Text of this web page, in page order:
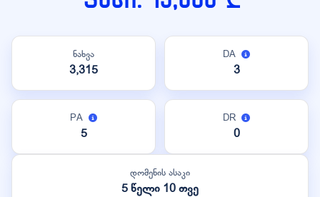
ნახვა
3,315
DA
3
PA
5
DR
0
დომენის ასაკი
5 წელი 10 თვე